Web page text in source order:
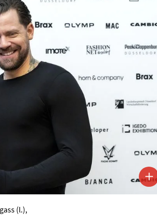
(l.),